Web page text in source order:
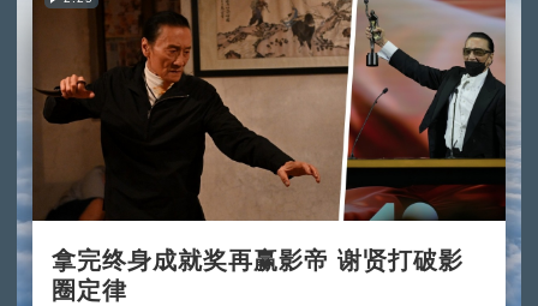
拿完终身成就奖再赢影帝 谢贤打破影
圈定律